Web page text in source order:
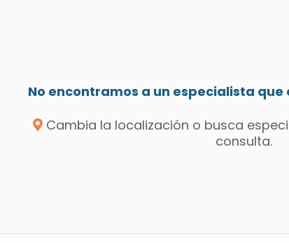
No encontramos a un especialista
Cambia la localización o busca
consulta.